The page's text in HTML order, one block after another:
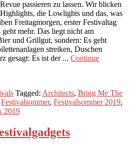
passieren zu lassen. Wir blicken
die Lowlights und das, was
Freitagmorgen, erster Festivaltag
mehr. Das liegt nicht am
und Grillgut, sondern: Es geht
streiken, Duschen
gesagt: Es ist der ... Continue
Tagged: Architects, Bring Me The
Festivalsommer, Festivalsommer 2019,
2019